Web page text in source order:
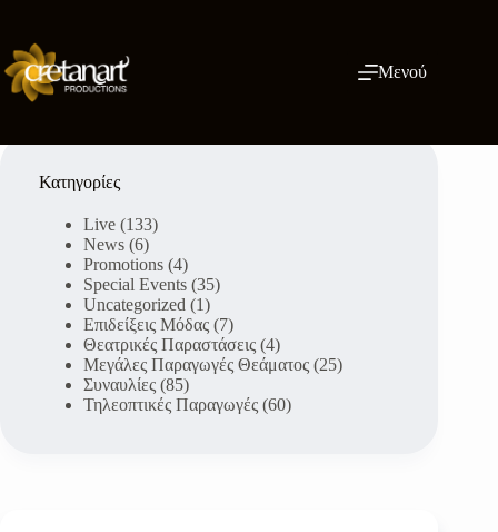
περιεχόμενο
Μενού
Κατηγορίες
Live (133)
News (6)
Promotions (4)
Special Events (35)
Uncategorized (1)
Επιδείξεις Μόδας (7)
Θεατρικές Παραστάσεις (4)
Μεγάλες Παραγωγές Θεάματος (25)
Συναυλίες (85)
Τηλεοπτικές Παραγωγές (60)